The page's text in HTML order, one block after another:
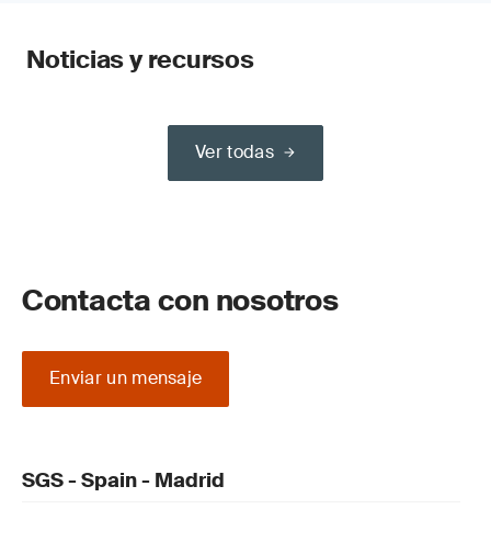
Noticias y recursos
Ver todas
Contacta con nosotros
Enviar un mensaje
SGS - Spain - Madrid